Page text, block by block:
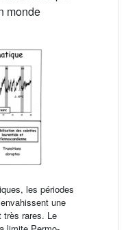
monde
les périodes
une
très rares. Le